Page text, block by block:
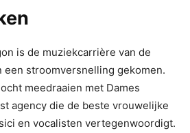
is de muziekcarrière van de
een stroomversnelling gekomen.
meedraaien met Dames
agency die de beste vrouwelijke
en vocalisten vertegenwoordigt.